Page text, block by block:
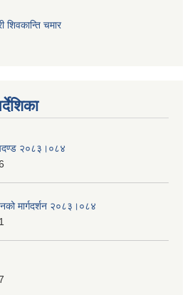
शिवकान्ति चमार
२०८३।०८४
मार्गदर्शन २०८३।०८४